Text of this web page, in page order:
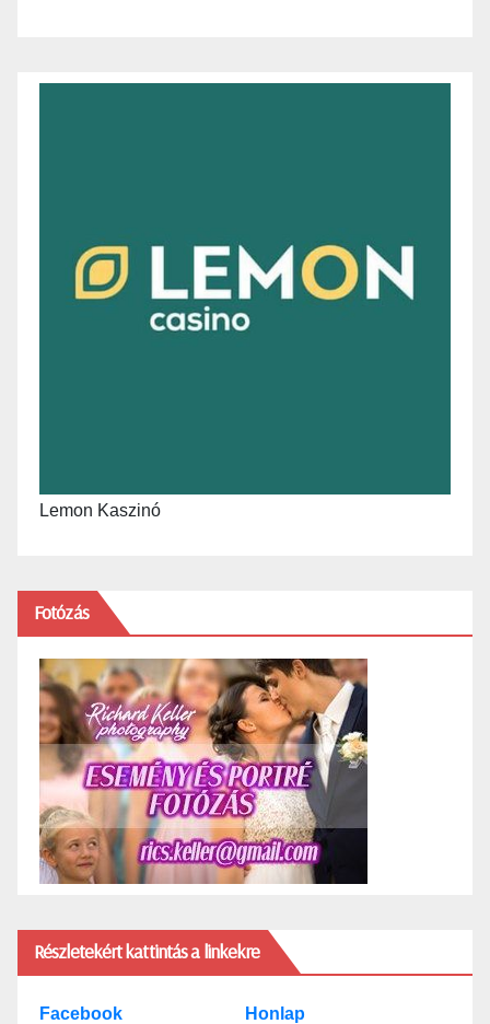
Lemon Kaszinó
Fotózás
Részletekért kattintás a linkekre
Facebook Honlap